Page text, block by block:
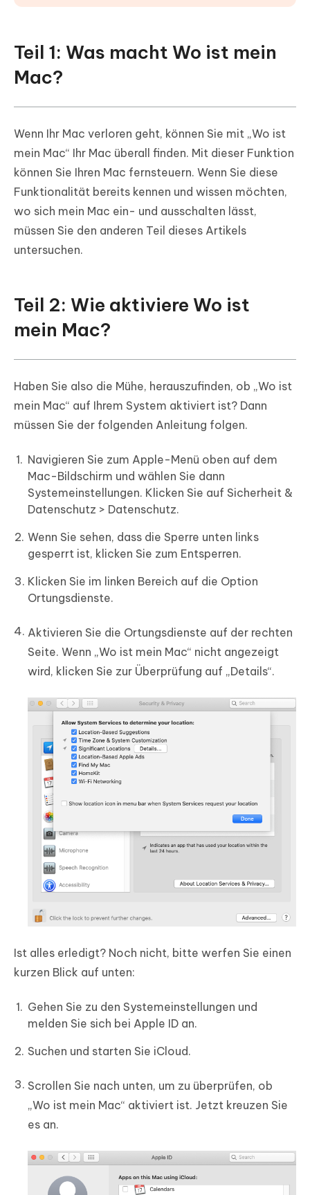
Teil 1: Was macht Wo ist mein
Mac?
Wenn Ihr Mac verloren geht, können Sie mit „Wo ist
mein Mac“ Ihr Mac überall finden. Mit dieser Funktion
können Sie Ihren Mac fernsteuern. Wenn Sie diese
Funktionalität bereits kennen und wissen möchten,
wo sich mein Mac ein- und ausschalten lässt,
müssen Sie den anderen Teil dieses Artikels
untersuchen.
Teil 2: Wie aktiviere Wo ist
mein Mac?
Haben Sie also die Mühe, herauszufinden, ob „Wo ist
mein Mac“ auf Ihrem System aktiviert ist? Dann
müssen Sie der folgenden Anleitung folgen.
Navigieren Sie zum Apple-Menü oben auf dem
Mac-Bildschirm und wählen Sie dann
Systemeinstellungen. Klicken Sie auf Sicherheit &
Datenschutz > Datenschutz.
Wenn Sie sehen, dass die Sperre unten links
gesperrt ist, klicken Sie zum Entsperren.
Klicken Sie im linken Bereich auf die Option
Ortungsdienste.
Aktivieren Sie die Ortungsdienste auf der rechten
Seite. Wenn „Wo ist mein Mac“ nicht angezeigt
wird, klicken Sie zur Überprüfung auf „Details“.
Ist alles erledigt? Noch nicht, bitte werfen Sie einen
kurzen Blick auf unten:
Gehen Sie zu den Systemeinstellungen und
melden Sie sich bei Apple ID an.
Suchen und starten Sie iCloud.
Scrollen Sie nach unten, um zu überprüfen, ob
„Wo ist mein Mac“ aktiviert ist. Jetzt kreuzen Sie
es an.